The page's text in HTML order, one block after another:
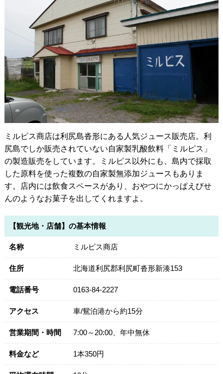
ミルピス商店は利尻島沓形にある人気ジュース販売店。利
尻島でしか販売されていない自家製乳酸飲料「ミルピス」
の製造販売をしています。ミルピス以外にも、島内で採取
した原料を使った複数の自家製無添加ジュースもありま
す。店内には飲食スペースがあり、おやつにかっぱえびせ
んのようなお菓子を出してくれますよ。
【観光地・店舗】の基本情報
名称 ミルピス商店
住所 北海道利尻郡利尻町沓形新湊153
電話番号 0163-84-2227
アクセス 車/鴛泊港から約15分
営業期間・時間 7:00～20:00、年中無休
料金など 1本350円